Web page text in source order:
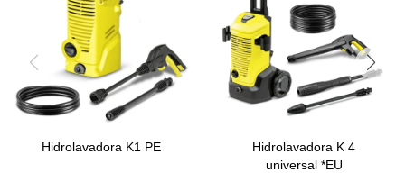
Hidrolavadora K1 PE
Hidrolavadora K 4
universal *EU